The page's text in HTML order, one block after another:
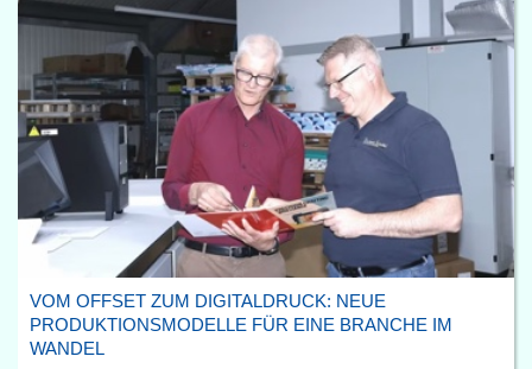
VOM OFFSET ZUM DIGITALDRUCK: NEUE
PRODUKTIONSMODELLE FÜR EINE BRANCHE IM
WANDEL